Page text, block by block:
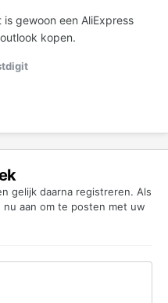
gewoon een AliExpress
kopen.
gelijk daarna registreren. Als
nu aan om te posten met uw